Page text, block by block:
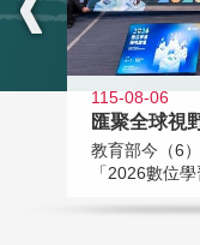
115-08-06
匯聚全球視
教育部今（6
「2026數位學